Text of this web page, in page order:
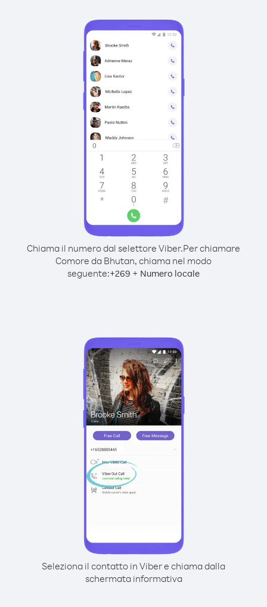
Chiama il numero dal selettore Viber.Per chiamare
Comore da Bhutan, chiama nel modo
seguente:+269 + Numero locale
Seleziona il contatto in Viber e chiama dalla
schermata informativa